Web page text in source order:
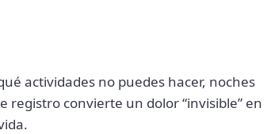
actividades no puedes hacer, noches
registro convierte un dolor “invisible” en